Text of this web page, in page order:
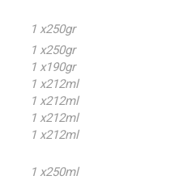
1 x250gr
1 x250gr
1 x190gr
1 x212ml
1 x212ml
1 x212ml
1 x212ml
1 x250ml